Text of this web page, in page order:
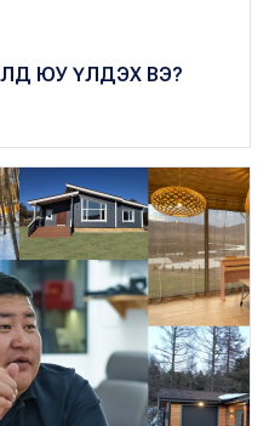
ЮУ ҮЛДЭХ ВЭ?